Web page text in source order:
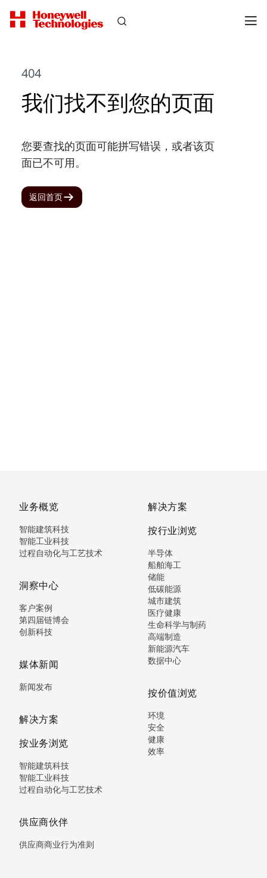
404
我们找不到您的页面
您要查找的页面可能拼写错误，或者该页
面已不可用。
返回首页
业务概览
智能建筑科技
智能工业科技
过程自动化与工艺技术
洞察中心
客户案例
第四届链博会
创新科技
媒体新闻
新闻发布
解决方案
按业务浏览
智能建筑科技
智能工业科技
过程自动化与工艺技术
供应商伙伴
供应商商业行为准则
解决方案
按行业浏览
半导体
船舶海工
储能
低碳能源
城市建筑
医疗健康
生命科学与制药
高端制造
新能源汽车
数据中心
按价值浏览
环境
安全
健康
效率